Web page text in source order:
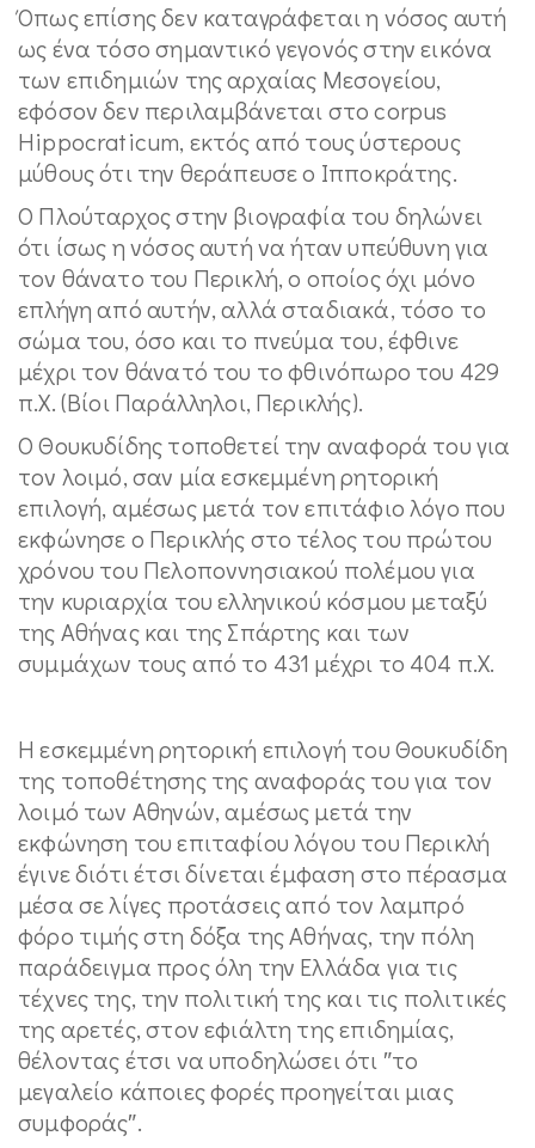
Όπως επίσης δεν καταγράφεται η νόσος αυτή
ως ένα τόσο σημαντικό γεγονός στην εικόνα
των επιδημιών της αρχαίας Μεσογείου,
εφόσον δεν περιλαμβάνεται στο corpus
Hippocraticum, εκτός από τους ύστερους
μύθους ότι την θεράπευσε ο Ιπποκράτης.
Ο Πλούταρχος στην βιογραφία του δηλώνει
ότι ίσως η νόσος αυτή να ήταν υπεύθυνη για
τον θάνατο του Περικλή, ο οποίος όχι μόνο
επλήγη από αυτήν, αλλά σταδιακά, τόσο το
σώμα του, όσο και το πνεύμα του, έφθινε
μέχρι τον θάνατό του το φθινόπωρο του 429
π.Χ. (Βίοι Παράλληλοι, Περικλής).
Ο Θουκυδίδης τοποθετεί την αναφορά του για
τον λοιμό, σαν μία εσκεμμένη ρητορική
επιλογή, αμέσως μετά τον επιτάφιο λόγο που
εκφώνησε ο Περικλής στο τέλος του πρώτου
χρόνου του Πελοποννησιακού πολέμου για
την κυριαρχία του ελληνικού κόσμου μεταξύ
της Αθήνας και της Σπάρτης και των
συμμάχων τους από το 431 μέχρι το 404 π.Χ.
Η εσκεμμένη ρητορική επιλογή του Θουκυδίδη
της τοποθέτησης της αναφοράς του για τον
λοιμό των Αθηνών, αμέσως μετά την
εκφώνηση του επιταφίου λόγου του Περικλή
έγινε διότι έτσι δίνεται έμφαση στο πέρασμα
μέσα σε λίγες προτάσεις από τον λαμπρό
φόρο τιμής στη δόξα της Αθήνας, την πόλη
παράδειγμα προς όλη την Ελλάδα για τις
τέχνες της, την πολιτική της και τις πολιτικές
της αρετές, στον εφιάλτη της επιδημίας,
θέλοντας έτσι να υποδηλώσει ότι ″το
μεγαλείο κάποιες φορές προηγείται μιας
συμφοράς″.